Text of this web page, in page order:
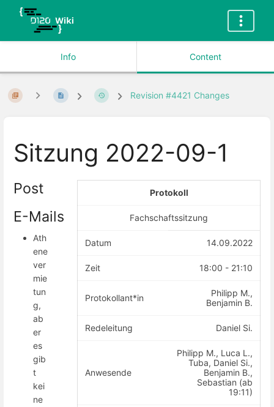
Info Content
Revision #4421 Changes
Sitzung 2022-09-1
Protokoll
Fachschaftssitzung
Datum 14.09.2022
Zeit 18:00 - 21:10
Protokollant*in
Philipp M.,
Benjamin B.
Redeleitung Daniel Si.
Anwesende
Philipp M., Luca L.,
Tuba, Daniel Si.,
Benjamin B.,
Sebastian (ab
19:11)
Post
E-Mails
Ath
ene
ver
mie
tun
g,
ab
er
es
gib
t
kei
ne